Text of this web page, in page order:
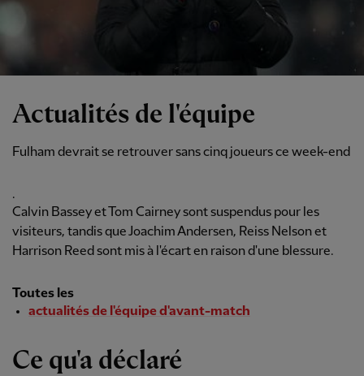
Actualités de l'équipe
Fulham devrait se retrouver sans cinq joueurs ce week-end
.
Calvin Bassey et Tom Cairney sont suspendus pour les
visiteurs, tandis que Joachim Andersen, Reiss Nelson et
Harrison Reed sont mis à l'écart en raison d'une blessure.
Toutes les
actualités de l'équipe d'avant-match
Ce qu'a déclaré